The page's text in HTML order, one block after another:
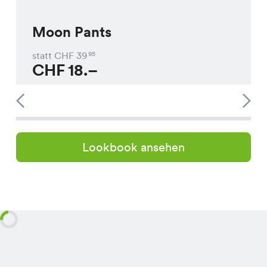
Moon Pants
statt CHF 3995
CHF18.–
Lookbook ansehen